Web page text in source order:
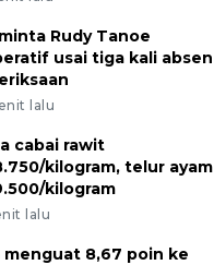
Rudy Tanoe
usai tiga kali absen
lalu
cabai rawit
kilogram, telur ayam
kilogram
lalu
menguat 8,67 poin ke